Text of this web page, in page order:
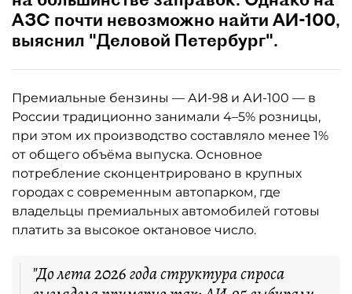
АЗС почти невозможно найти АИ-100,
выяснил "Деловой Петербург".
Премиальные бензины — АИ-98 и АИ-100 — в
России традиционно занимали 4–5% розницы,
при этом их производство составляло менее 1%
от общего объёма выпуска. Основное
потребление сконцентрировано в крупных
городах с современным автопарком, где
владельцы премиальных автомобилей готовы
платить за высокое октановое число.
"До лета 2026 года структура спроса